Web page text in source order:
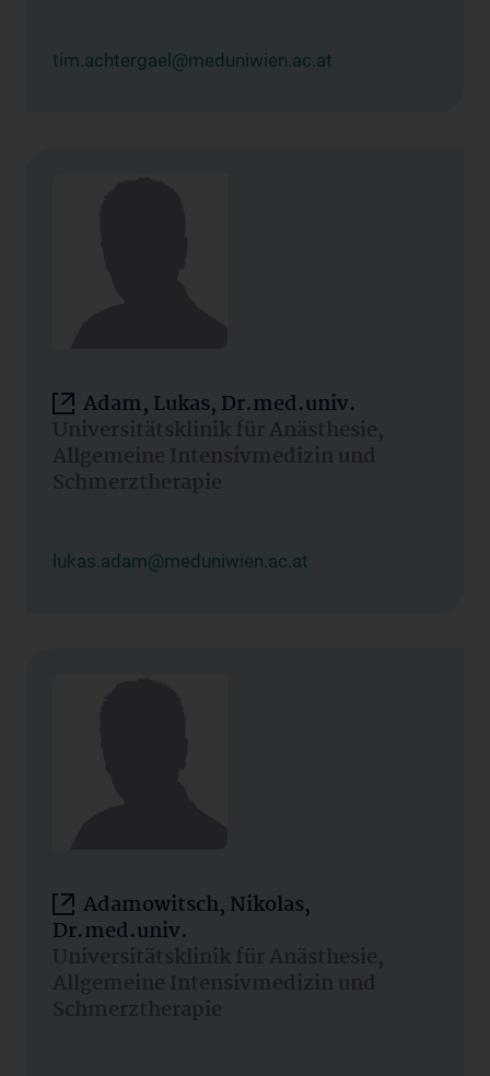
tim.achtergael@meduniwien.ac.at
Adam, Lukas, Dr.med.univ.
Universitätsklinik für Anästhesie,
Allgemeine Intensivmedizin und
Schmerztherapie
lukas.adam@meduniwien.ac.at
Adamowitsch, Nikolas,
Dr.med.univ.
Universitätsklinik für Anästhesie,
Allgemeine Intensivmedizin und
Schmerztherapie